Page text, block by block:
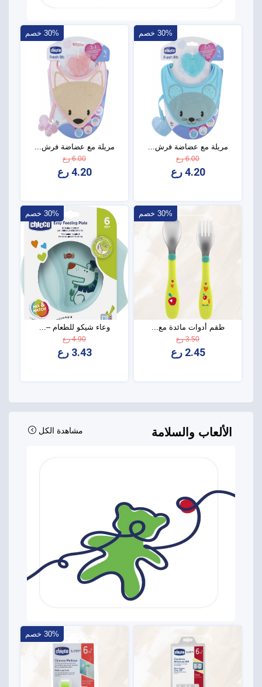
30% خصم
مريلة مع عضاضة فرش...
6.00 رع
4.20 رع
30% خصم
مريلة مع عضاضة فرش...
6.00 رع
4.20 رع
30% خصم
طقم أدوات مائدة مع...
3.50 رع
2.45 رع
30% خصم
وعاء شيكو للطعام –...
4.90 رع
3.43 رع
الألعاب والسلامة مشاهدة الكل
30% خصم